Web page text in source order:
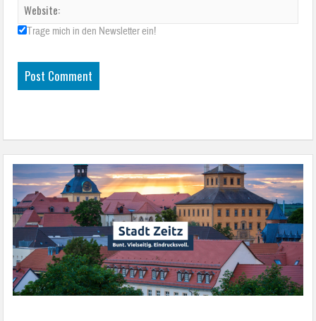
Trage mich in den Newsletter ein!